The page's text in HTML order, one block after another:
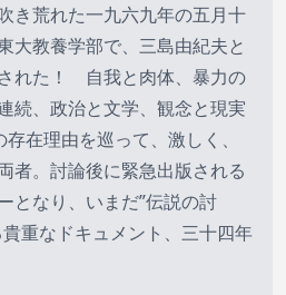
き荒れた一九六九年の五月十
大教養学部で、三島由紀夫と
れた！ 自我と肉体、暴力の
続、政治と文学、観念と現実
在理由を巡って、激しく、
者。討論後に緊急出版される
となり、いまだ”伝説の討
重なドキュメント、三十四年